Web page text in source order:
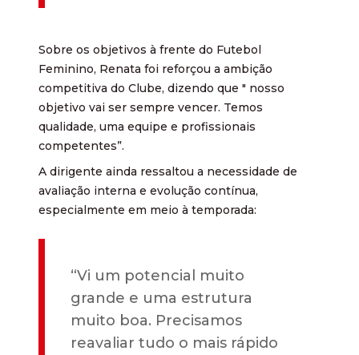
Sobre os objetivos à frente do Futebol
Feminino, Renata foi reforçou a ambição
competitiva do Clube, dizendo que " nosso
objetivo vai ser sempre vencer. Temos
qualidade, uma equipe e profissionais
competentes”.
A dirigente ainda ressaltou a necessidade de
avaliação interna e evolução contínua,
especialmente em meio à temporada:
“Vi um potencial muito
grande e uma estrutura
muito boa. Precisamos
reavaliar tudo o mais rápido